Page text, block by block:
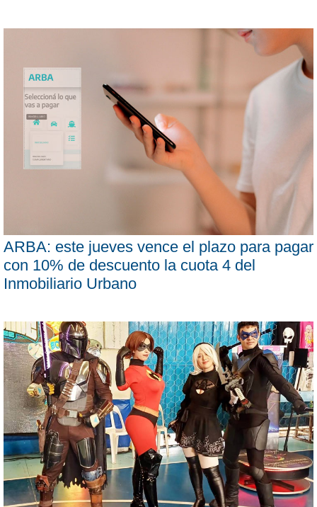
ARBA: este jueves vence el plazo para pagar
con 10% de descuento la cuota 4 del
Inmobiliario Urbano